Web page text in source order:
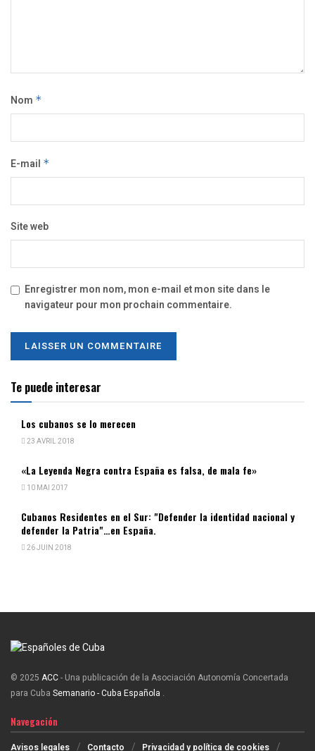
Nom *
E-mail *
Site web
Enregistrer mon nom, mon e-mail et mon site dans le
navigateur pour mon prochain commentaire.
Te puede interesar
Los cubanos se lo merecen
23 AVRIL 2018
«La Leyenda Negra contra España es falsa, de mala fe»
10 MAI 2017
Cubanos Residentes en el Sur: "Defender la identidad nacional y
defender la Patria"…en España.
26 JUIN 2018
© 2025 ACC- Una publicación de la Asociación Autonomía Concertada
para Cuba Semanario - Cuba Española .
Navegación
Avisos legales Contacto Privacidad y política de cookies